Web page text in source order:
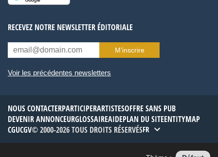
RECEVEZ NOTRE NEWSLETTER ÉDITORIALE
M’inscrire
Voir les précédentes newsletters
NOUS CONTACTERPARTICIPERARTISTESOFFRE SANS PUB
DEVENIR ANNONCEURGLOSSAIREAIDEPLAN DU SITEENTITYMAP
CGUCGV© 2000-2026 TOUS DROITS RÉSERVÉSFR